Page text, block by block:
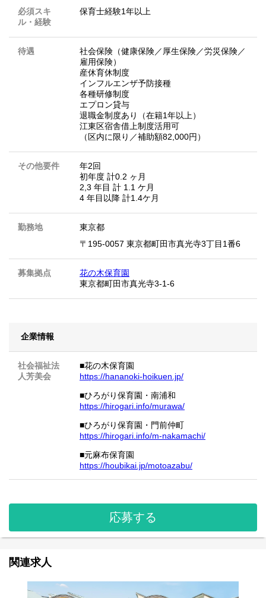
必須スキ
ル・経験
保育士経験1年以上
待遇
社会保険（健康保険／厚生保険／労災保険／
雇用保険）
産休育休制度
インフルエンザ予防接種
各種研修制度
エプロン貸与
退職金制度あり（在籍1年以上）
江東区宿舎借上制度活用可
（区内に限り／補助額82,000円）
その他要件
年2回
初年度 計0.2 ヶ月
2,3 年目 計 1.1 ケ月
4 年目以降 計1.4ケ月
勤務地
東京都
〒195-0057 東京都町田市真光寺3丁目1番6
募集拠点
花の木保育園
東京都町田市真光寺3-1-6
企業情報
社会福祉法
人芳美会
■花の木保育園
https://hananoki-hoikuen.jp/
■ひろがり保育園・南浦和
https://hirogari.info/murawa/
■ひろがり保育園・門前仲町
https://hirogari.info/m-nakamachi/
■元麻布保育園
https://houbikai.jp/motoazabu/
応募する
関連求人